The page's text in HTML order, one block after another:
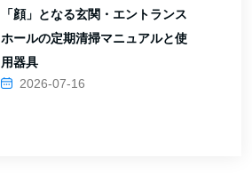
「顔」となる玄関・エントランス
ホールの定期清掃マニュアルと使
用器具
2026-07-16